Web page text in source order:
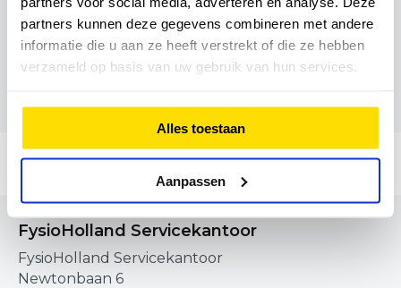
partners kunnen deze gegevens combineren met andere
informatie die u aan ze heeft verstrekt of die ze hebben
verzameld op basis van uw gebruik van hun services.
Alles toestaan
Aanpassen
053 428 80 11
FysioHolland Servicekantoor
FysioHolland Servicekantoor
Newtonbaan 6